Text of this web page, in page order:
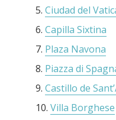
Ciudad del
Capilla Sixtina
Plaza Navona
Piazza di
Castillo de
Villa Borghese